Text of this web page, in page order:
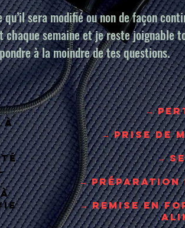
sera modifié ou non de façon
semaine et je reste joignable
à la moindre de tes questions.
à
→
→ Prise de
→
→ Préparation
→ Remise en